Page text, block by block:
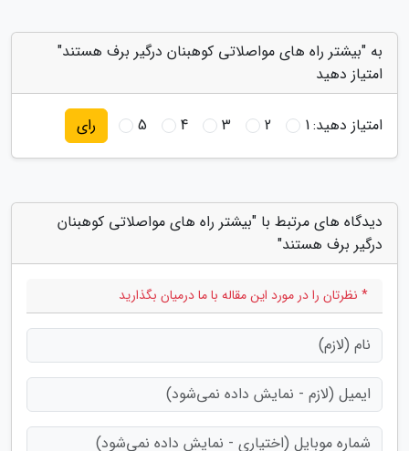
به "بیشتر راه های مواصلاتی کوهبنان درگیر برف هستند"
امتیاز دهید
امتیاز دهید:1
2
3
4
5 رای
دیدگاه های مرتبط با "بیشتر راه های مواصلاتی کوهبنان
درگیر برف هستند"
* نظرتان را در مورد این مقاله با ما درمیان بگذارید